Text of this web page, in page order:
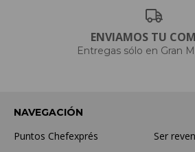
ENVIAMOS TU
Entregas sólo en Gran
NAVEGACIÓN
Puntos Chefexprés Ser